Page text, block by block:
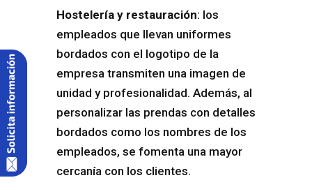
Hostelería y restauración: los
empleados que llevan uniformes
bordados con el logotipo de la
empresa transmiten una imagen de
unidad y profesionalidad. Además, al
personalizar las prendas con detalles
bordados como los nombres de los
empleados, se fomenta una mayor
cercanía con los clientes.